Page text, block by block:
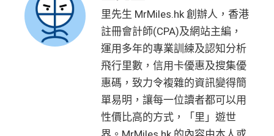
沒有
海外簽賬DCC協議，海外實地簽賬唔洗怕中咗DC
C陷阱
American Express信用卡消費優惠
查看更多信用卡詳情及分析...
(FHR)
識玩又夠運嘅住品牌酒店平過官網不但止仲有
得upgrade套房，免費早餐，Late check out等等benefit
s
可以轉積分為多個飛行里數或酒店積分計劃，包括Asi
a Miles/ Avios/ KrisFlyer/Marriott Bonvoy/Hilton Hono
AE緊急家居及汽車支援服務
酒店Elite會籍，Hilton金卡入住送早餐
里先生 MrMiles.hk 創辦人，香港
註冊會計師(CPA)及網站主編，
運用多年的專業訓練及認知分析
飛行里數，信用卡優惠及搜集優
惠碼，致力令複雜的資訊變得簡
單易明，讓每一位讀者都可以用
性價比高的方式，「里」遊世